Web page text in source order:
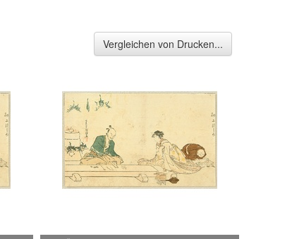
Vergleichen von Drucken...